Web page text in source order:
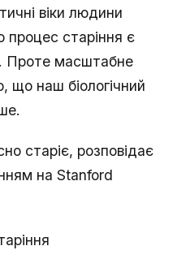
віки людини
старіння є
Проте масштабне
що наш біологічний
старіє, розповідає
на Stanford